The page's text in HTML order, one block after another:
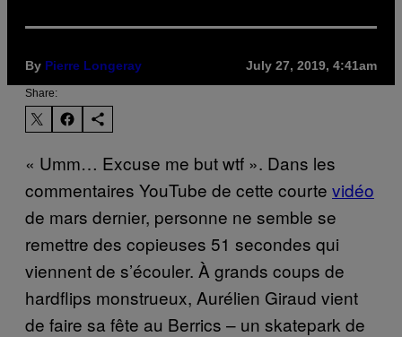
By Pierre Longeray July 27, 2019, 4:41am
Share:
« Umm… Excuse me but wtf ». Dans les
commentaires YouTube de cette courte vidéo
de mars dernier, personne ne semble se
remettre des copieuses 51 secondes qui
viennent de s’écouler. À grands coups de
hardflips monstrueux, Aurélien Giraud vient
de faire sa fête au Berrics – un skatepark de